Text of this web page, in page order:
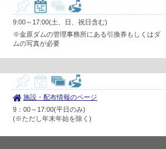
9:00～17:00(土、日、祝日含む)
※金原ダムの管理事務所にある引換券もしくはダ
ムの写真が必要
施設・配布情報のページ
9：00～17:00(平日のみ)
(※ただし年末年始を除く)